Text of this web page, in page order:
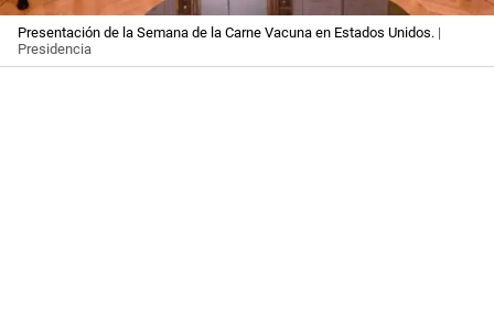
Presentación de la Semana de la Carne Vacuna en Estados Unidos. |
Presidencia